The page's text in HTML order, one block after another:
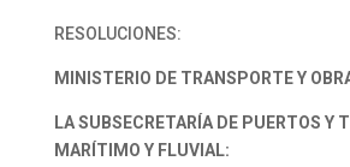
RESOLUCIONES:
MINISTERIO DE TRANSPORTE Y
LA SUBSECRETARÍA DE PUERTOS Y
MARÍTIMO Y FLUVIAL: